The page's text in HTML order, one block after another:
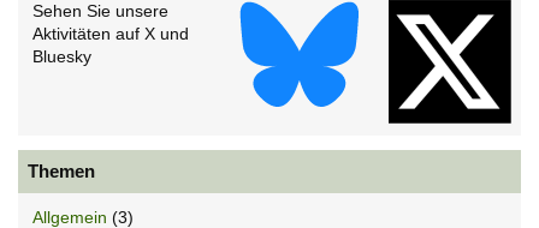
Sehen Sie unsere
Aktivitäten auf X und
Bluesky
Themen
Allgemein (3)